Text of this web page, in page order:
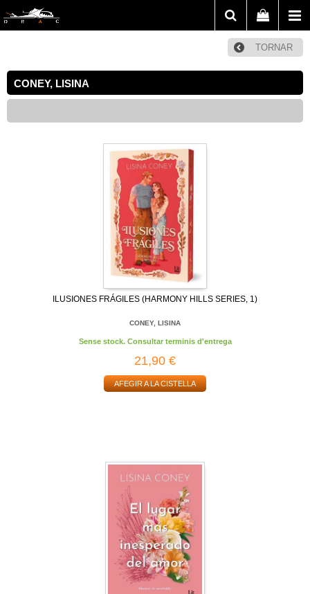
TORNAR
CONEY, LISINA
ILUSIONES FRÁGILES (HARMONY HILLS SERIES, 1)
CONEY, LISINA
Sense stock. Consultar terminis d'entrega
21,90 €
AFEGIR A LA CISTELLA